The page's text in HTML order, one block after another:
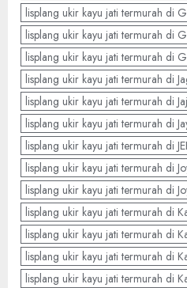
lisplang ukir kayu jati termurah di
lisplang ukir kayu jati termurah di
lisplang ukir kayu jati termurah di
lisplang ukir kayu jati termurah di
lisplang ukir kayu jati termurah di
lisplang ukir kayu jati termurah di
lisplang ukir kayu jati termurah di
lisplang ukir kayu jati termurah di
lisplang ukir kayu jati termurah di
lisplang ukir kayu jati termurah di
lisplang ukir kayu jati termurah di
lisplang ukir kayu jati termurah di
lisplang ukir kayu jati termurah di